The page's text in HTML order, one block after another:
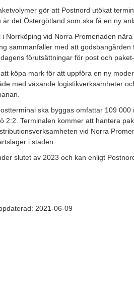
gör att Postnord utökat
det Östergötland som ska få en ny
Norrköping vid Norra Promenaden
sammanfaller med att godsbangården
förutsättningar för post och
köpa mark för att uppföra en ny
med växande logistikverksamheter
ska byggas omfattar 109 000
2:2. Terminalen kommer att hantera
vid Norra
i staden.
slutet av 2023 och kan enligt
2021-06-09